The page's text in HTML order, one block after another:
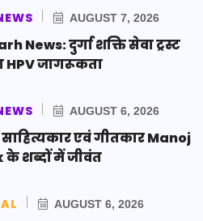
AUGUST 7, 2026
News: दुर्गा शक्ति सेवा ट्रस्ट
HPV जागरूकता
AUGUST 6, 2026
साहित्यकार एवं गीतकार Manoj
के शब्दों में जीवंत
AUGUST 6, 2026